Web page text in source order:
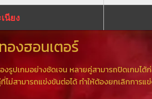
นียง
งฮอนเตอร์
รูปเกมอย่างชัดเจน หลายคู่สามารถปิดเกม
ม่สามารถแข่งขันต่อได้ ทำให้ต้องยกเลิกการแ